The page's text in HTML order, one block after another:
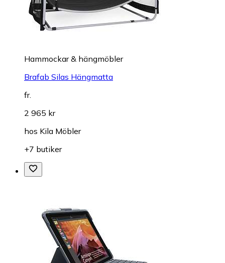
Hammockar & hängmöbler
Brafab Silas Hängmatta
fr.
2 965 kr
hos Kila Möbler
+7 butiker